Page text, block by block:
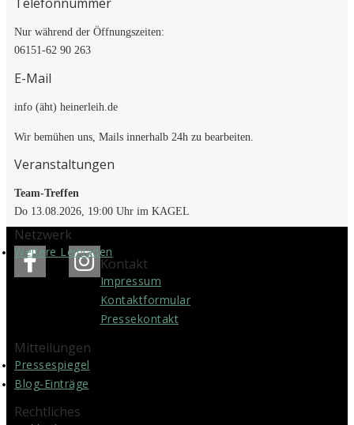
Nur während der Öffnungszeiten:
06151-62 90 263
E-Mail
info (äht) heinerleih.de
Wir bemühen uns, Mails innerhalb 24h zu bearbeiten.
Veranstaltungen
Team-Treffen
Do 13.08.2026, 19:00 Uhr im KAGEL
Netzwerk
Weitere Leihläden
Kontakt
Impressum
Kontakt­formular
Pressekontakt
Mitteilungen
Pressespiegel
Blog-Einträge
Rechtliches